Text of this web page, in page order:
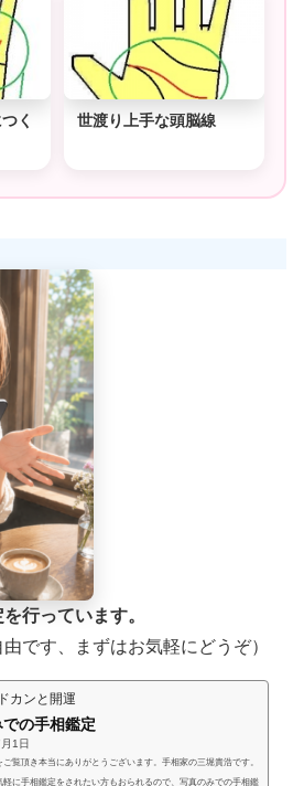
く
世渡り上手な頭脳線
行っています。
です、まずはお気軽にどうぞ）
カンと開運
の手相鑑定
1日
覧頂き本当にありがとうございます。手相家の三堀貴浩です。
軽に手相鑑定をされたい方もおられるので、写真のみでの手相鑑